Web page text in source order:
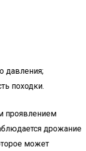
давления;
походки.
проявлением
дрожание
может